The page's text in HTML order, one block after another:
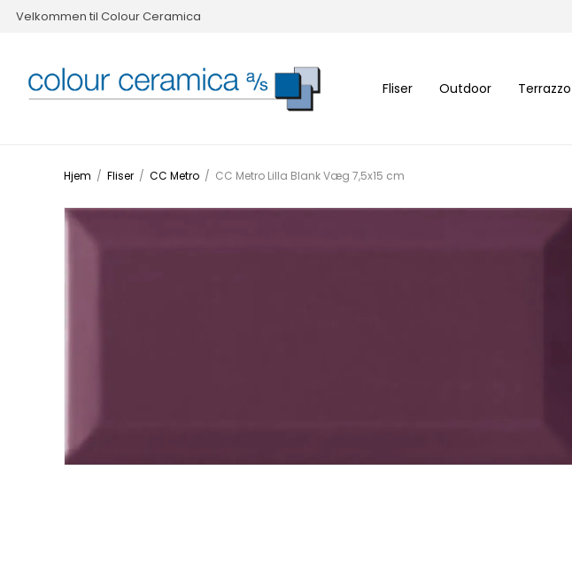
Velkommen til Colour Ceramica
Fliser Outdoor Terrazzo
Hjem / Fliser / CC Metro / CC Metro Lilla Blank Væg 7,5x15 cm